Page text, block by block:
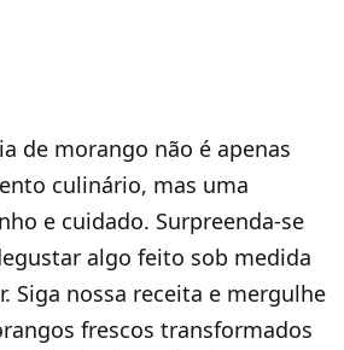
de morango não é apenas
culinário, mas uma
e cuidado. Surpreenda-se
algo feito sob medida
Siga nossa receita e mergulhe
frescos transformados